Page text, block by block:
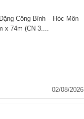
Công Bỉnh – Hóc Môn
74m (CN 3....
02/08/2026